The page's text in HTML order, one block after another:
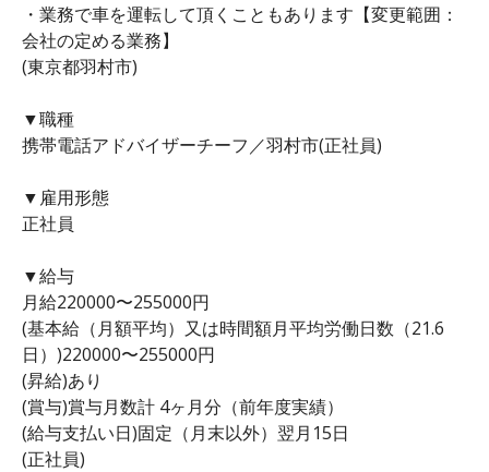
・業務で車を運転して頂くこともあります【変更範囲：
会社の定める業務】
(東京都羽村市)
▼職種
携帯電話アドバイザーチーフ／羽村市(正社員)
▼雇用形態
正社員
▼給与
月給220000〜255000円
(基本給（月額平均）又は時間額月平均労働日数（21.6
日）)220000〜255000円
(昇給)あり
(賞与)賞与月数計 4ヶ月分（前年度実績）
(給与支払い日)固定（月末以外）翌月15日
(正社員)